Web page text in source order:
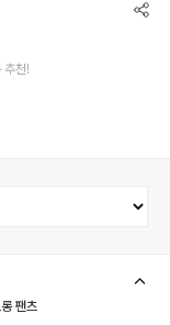
추천!
팬츠